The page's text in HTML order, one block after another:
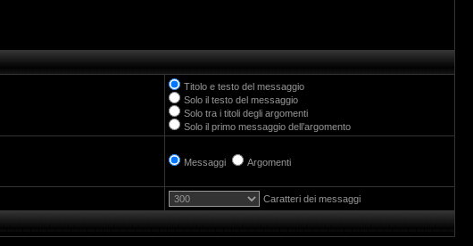
Titolo e testo del messaggio
Solo il testo del messaggio
Solo tra i titoli degli argomenti
Solo il primo messaggio dell’argomento
Messaggi Argomenti
Caratteri dei messaggi